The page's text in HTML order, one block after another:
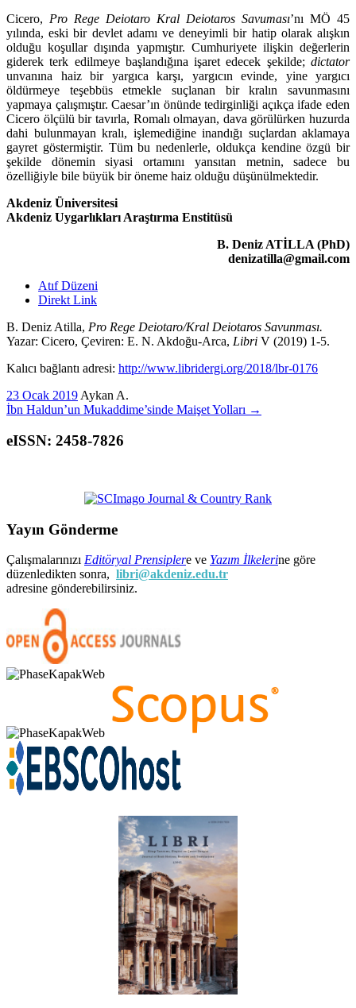
Cicero, Pro Rege Deiotaro Kral Deiotaros Savuması’nı MÖ 45
yılında, eski bir devlet adamı ve deneyimli bir hatip olarak alışkın
olduğu koşullar dışında yapmıştır. Cumhuriyete ilişkin değerlerin
giderek terk edilmeye başlandığına işaret edecek şekilde; dictator
unvanına haiz bir yargıca karşı, yargıcın evinde, yine yargıcı
öldürmeye teşebbüs etmekle suçlanan bir kralın savun­masını
yapmaya çalışmıştır. Caesar’ın önünde tedirginliği açıkça ifade eden
Cicero ölçülü bir tavırla, Romalı olmayan, dava görülürken huzurda
dahi bu­lunmayan kralı, işlemediğine inandığı suçlardan aklamaya
gayret göstermiş­tir. Tüm bu nedenlerle, oldukça kendine özgü bir
şekilde dönemin siyasi or­tamını yansıtan metnin, sadece bu
özelliğiyle bile büyük bir öneme haiz ol­duğu düşünülmektedir.
Akdeniz Üniversitesi
Akdeniz Uygarlıkları Araştırma Enstitüsü
B. Deniz ATİLLA (PhD)
denizatilla@gmail.com
Atıf Düzeni
Direkt Link
B. Deniz Atilla, Pro Rege Deiotaro/Kral Deiotaros Savunması.
Yazar: Cicero, Çeviren: E. N. Akdoğu-Arca, Libri V (2019) 1-5.
Kalıcı bağlantı adresi: http://www.libridergi.org/2018/lbr-0176
23 Ocak 2019 Aykan A.
İbn Haldun’un Mukaddime’sinde Maişet Yolları →
eISSN: 2458-7826
Yayın Gönderme
Çalışmalarınızı Editöryal Prensiplere ve Yazım İlkelerine göre
düzenledikten sonra, libri@akdeniz.edu.tr
adresine gönderebilirsiniz.